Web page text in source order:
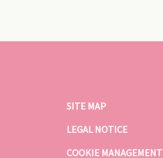
SITE MAP
LEGAL NOTICE
COOKIE MANAGEMENT